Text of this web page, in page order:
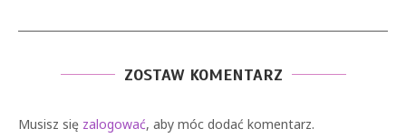
ZOSTAW KOMENTARZ
Musisz się zalogować, aby móc dodać komentarz.